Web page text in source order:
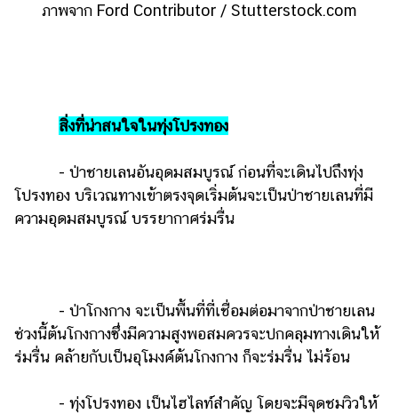
สัตว์
แอปฯ
กระปุก
ออนไลน์
ภาพจาก Ford Contributor / Stutterstock.com
สิ่งที่น่าสนใจในทุ่งโปรงทอง
- ป่าชายเลนอันอุดมสมบูรณ์ ก่อนที่จะเดินไปถึงทุ่ง
โปรงทอง บริเวณทางเข้าตรงจุดเริ่มต้นจะเป็นป่าชายเลนที่มี
ความอุดมสมบูรณ์ บรรยากาศร่มรื่น
- ป่าโกงกาง จะเป็นพื้นที่ที่เชื่อมต่อมาจากป่าชายเลน
ช่วงนี้ต้นโกงกางซึ่งมีความสูงพอสมควรจะปกคลุมทางเดินให้
ร่มรื่น คล้ายกับเป็นอุโมงค์ต้นโกงกาง ก็จะร่มรื่น ไม่ร้อน
- ทุ่งโปรงทอง เป็นไฮไลท์สำคัญ โดยจะมีจุดชมวิวให้